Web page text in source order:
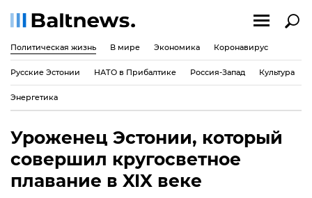
Политическая жизнь В мире Экономика Коронавирус
Русские Эстонии НАТО в Прибалтике Россия-Запад Культура
Энергетика
Уроженец Эстонии, который
совершил кругосветное
плавание в XIX веке